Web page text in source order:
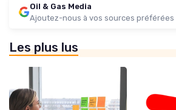
Oil & Gas Media
Ajoutez-nous à vos sources préférées
Les plus lus